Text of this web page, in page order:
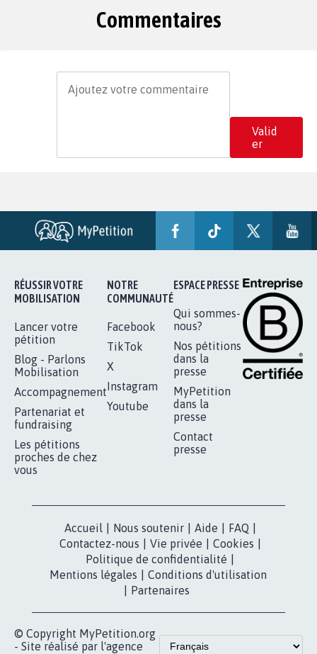
Commentaires
Valid
er
RÉUSSIR VOTRE
MOBILISATION
Lancer votre
pétition
Blog - Parlons
Mobilisation
Accompagnement
Partenariat et
fundraising
Les pétitions
proches de chez
vous
NOTRE
COMMUNAUTÉ
Facebook
TikTok
X
Instagram
Youtube
ESPACE PRESSE
Qui sommes-
nous?
Nos pétitions
dans la
presse
MyPetition
dans la
presse
Contact
presse
Accueil Nous soutenir Aide FAQ
Contactez-nous
Vie privée Cookies
Politique de confidentialité
Mentions légales
Conditions d'utilisation
Partenaires
© Copyright MyPetition.org
- Site réalisé par l'agence